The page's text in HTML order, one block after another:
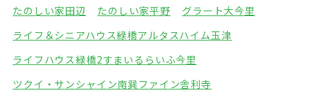
たのしい家田辺
たのしい家平野
グラート大今里
ライフ＆シニアハウス緑橋アルタスハイム玉津
ライフハウス緑橋2すまいるらいふ今里
ツクイ・サンシャイン南巽ファイン舎利寺